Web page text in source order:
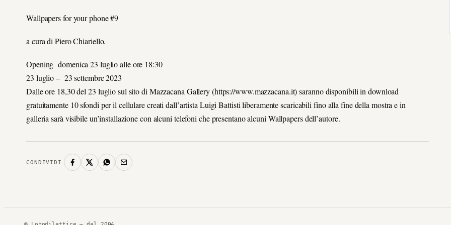
Wallpapers for your phone #9
a cura di Piero Chiariello.
Opening domenica 23 luglio alle ore 18:30
23 luglio – 23 settembre 2023
Dalle ore 18,30 del 23 luglio sul sito di Mazzacana Gallery (https://www.mazzacana.it) saranno disponibili in download
gratuitamente 10 sfondi per il cellulare creati dall’artista Luigi Battisti liberamente scaricabili fino alla fine della mostra e in
galleria sarà visibile un’installazione con alcuni telefoni che presentano alcuni Wallpapers dell’autore.
CONDIVIDI